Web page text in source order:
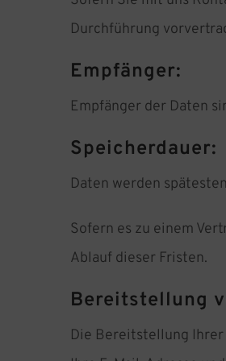
Durchführung
Empfänger:
Empfänger der Daten
Speicherdauer:
Daten werden
Sofern es zu einem
Ablauf dieser Fristen.
Bereitstellung
Die Bereitstellung